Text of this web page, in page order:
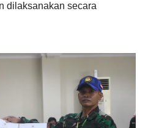
dilaksanakan secara